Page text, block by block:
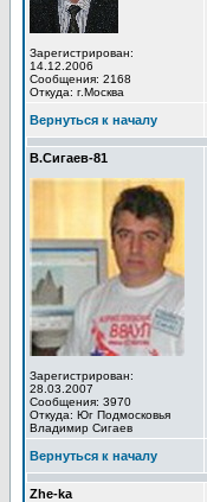
Зарегистрирован:
14.12.2006
Сообщения: 2168
Откуда: г.Москва
Вернуться к началу
В.Сигаев-81
Зарегистрирован:
28.03.2007
Сообщения: 3970
Откуда: Юг Подмосковья
Владимир Сигаев
Вернуться к началу
Zhe-ka